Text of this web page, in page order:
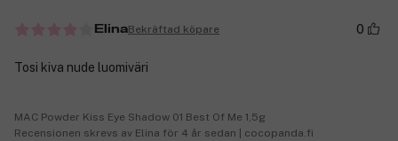
ElinaBekräftad köpare 0
Tosi kiva nude luomiväri
MAC Powder Kiss Eye Shadow 01 Best Of Me 1,5g
Recensionen skrevs av Elina för 4 år sedan | cocopanda.fi